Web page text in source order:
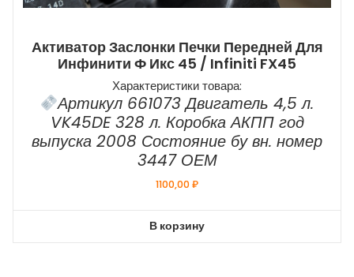
Активатор Заслонки Печки Передней Для
Инфинити Ф Икс 45 / Infiniti FX45
Характеристики товара:
Артикул 661073 Двигатель 4,5 л.
VK45DE 328 л. Коробка АКПП год
выпуска 2008 Состояние бу вн. номер
3447 ОЕМ
1100,00₽
В корзину